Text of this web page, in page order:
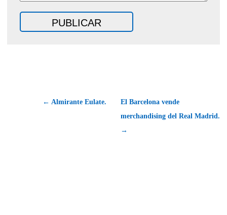
← Almirante Eulate.
El Barcelona vende
merchandising del Real Madrid.
→